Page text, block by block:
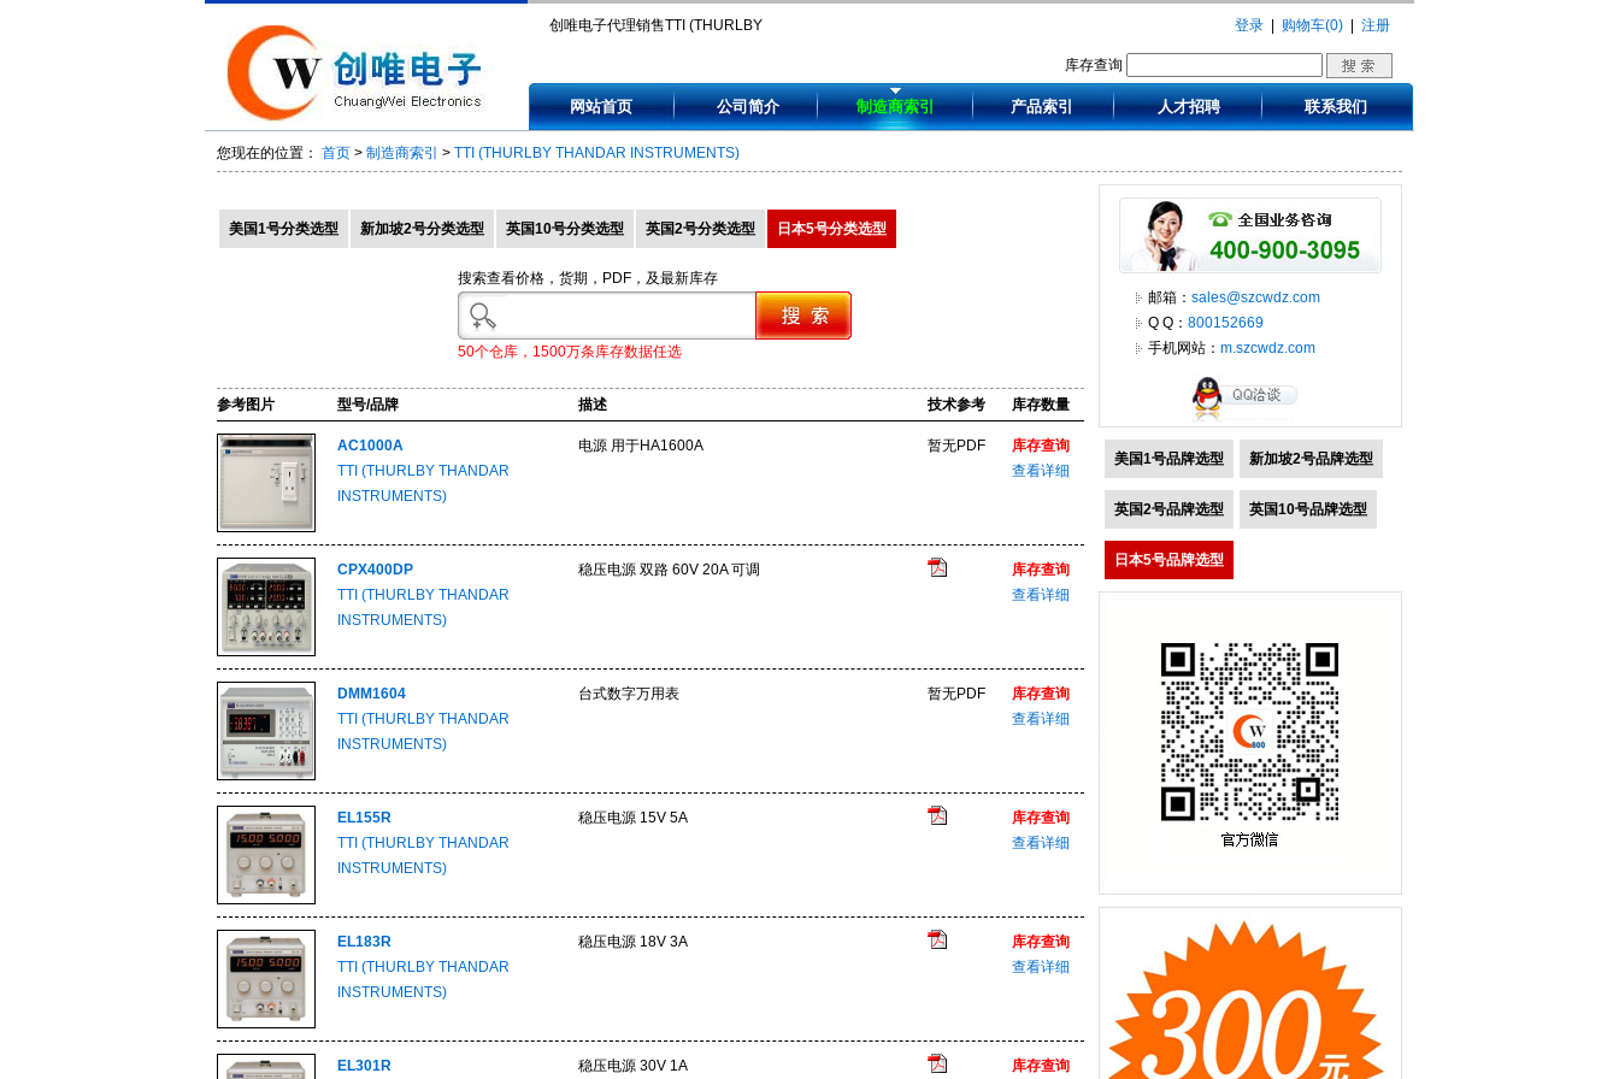
创唯电子代理销售TTI (THURLBY
AC1000A, CPX400DP, DMM1604,
EL155R, EL183R.
登录 购物车(0) 注册
库存查询
网站首页 公司简介 制造商索引 产品索引 人才招聘 联系我们
您现在的位置： 首页 > 制造商索引 > TTI (THURLBY THANDAR INSTRUMENTS)
美国1号分类选型 新加坡2号分类选型 英国10号分类选型 英国2号分类选型 日本5号分类选型
搜索查看价格，货期，PDF，及最新库存
50个仓库，1500万条库存数据任选
参考图片 型号/品牌 描述 技术参考 库存数量
AC1000A
TTI (THURLBY THANDAR
INSTRUMENTS)
电源 用于HA1600A 暂无PDF
库存查询
查看详细
CPX400DP
TTI (THURLBY THANDAR
INSTRUMENTS)
稳压电源 双路 60V 20A 可调
库存查询
查看详细
DMM1604
TTI (THURLBY THANDAR
INSTRUMENTS)
台式数字万用表 暂无PDF
库存查询
查看详细
EL155R
TTI (THURLBY THANDAR
INSTRUMENTS)
稳压电源 15V 5A
库存查询
查看详细
EL183R
TTI (THURLBY THANDAR
INSTRUMENTS)
稳压电源 18V 3A
库存查询
查看详细
EL301R 稳压电源 30V 1A 库存查询
邮箱： sales@szcwdz.com
Q Q： 800152669
手机网站： m.szcwdz.com
美国1号品牌选型 新加坡2号品牌选型
英国2号品牌选型 英国10号品牌选型
日本5号品牌选型